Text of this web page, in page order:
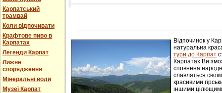
Карпатський
трамвай
Коли відпочивати
Крафтове пиво в
Карпатах
Легенди Карпат
Лижне
спорядження
Мінеральні води
Музеї Карпат
Лічільник відвідувачів
Відпочинок у
натуральна
тури до Карпат
Карпатах Ви
сповнена
славляться
красивими
іншими